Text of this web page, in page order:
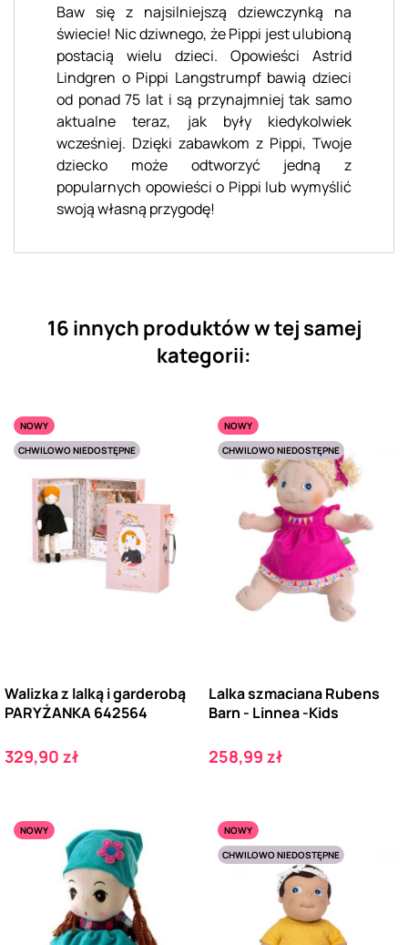
Baw się z najsilniejszą dziewczynką na
świecie! Nic dziwnego, że Pippi jest ulubioną
postacią wielu dzieci. Opowieści Astrid
Lindgren o Pippi Langstrumpf bawią dzieci
od ponad 75 lat i są przynajmniej tak samo
aktualne teraz, jak były kiedykolwiek
wcześniej. Dzięki zabawkom z Pippi, Twoje
dziecko może odtworzyć jedną z
popularnych opowieści o Pippi lub wymyślić
swoją własną przygodę!
16 innych produktów w tej samej
kategorii:
NOWY
CHWILOWO NIEDOSTĘPNE
Walizka z lalką i garderobą
PARYŻANKA 642564
Cena
329,90 zł
NOWY
CHWILOWO NIEDOSTĘPNE
Lalka szmaciana Rubens
Barn - Linnea -Kids
Cena
258,99 zł
NOWY
NOWY
CHWILOWO NIEDOSTĘPNE